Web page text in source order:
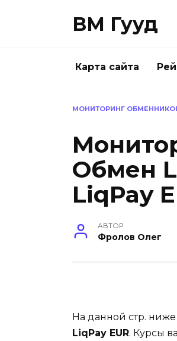
ВМ Гууд
Карта сайта
МОНИТОРИНГ ОБМЕННИКОВ —
Обмен
LiqPay
АВТОР
Фролов Олег
На данной стр.
LiqPay EUR. Курсы